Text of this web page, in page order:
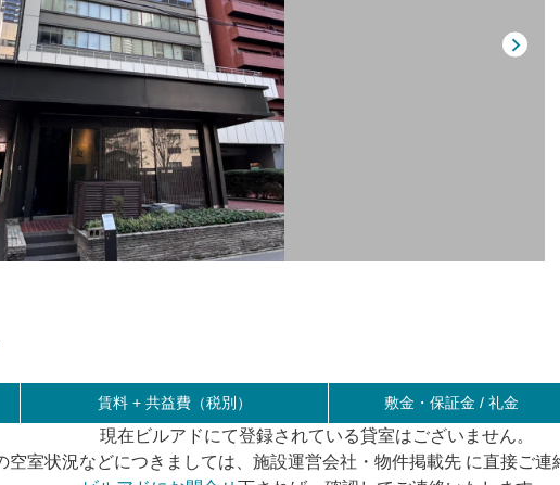
賃料 +共益費（税別） 敷金・保証金 / 礼金
現在ビルアドにて登録されている貸室はございません。
空室状況などにつきましては、施設運営会社・物件掲載先 に直接ご連